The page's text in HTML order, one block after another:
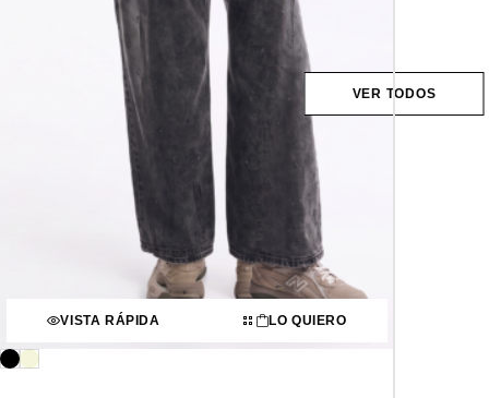
VISTA RÁPIDA LO QUIERO
VER TODOS